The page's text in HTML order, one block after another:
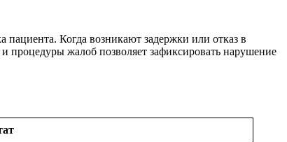
пациента. Когда возникают задержки или отказ в
жалоб позволяет зафиксировать нарушение